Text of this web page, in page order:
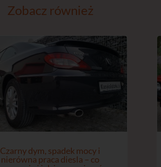
Zobacz również
Czarny dym, spadek mocy i
nierówna praca diesla – co